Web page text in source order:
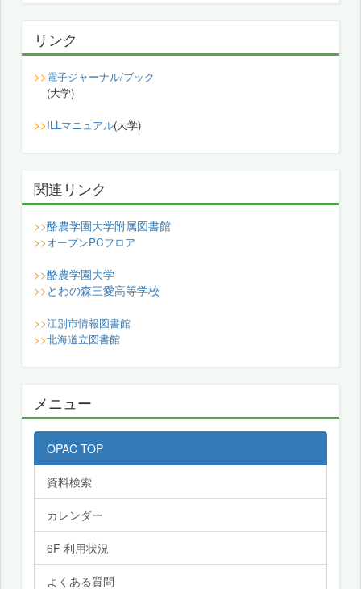
リンク
>>電子ジャーナル/ブック
(大学)
>>ILLマニュアル(大学)
関連リンク
>>酪農学園大学附属図書館
>>オープンPCフロア
>>酪農学園大学
>> とわの森三愛高等学校
>>江別市情報図書館
>>北海道立図書館
メニュー
OPAC TOP
資料検索
カレンダー
6F 利用状況
よくある質問